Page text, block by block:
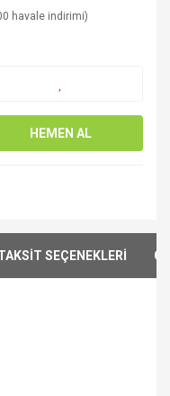
havale indirimi)
HEMEN AL
SEÇENEKLERİ